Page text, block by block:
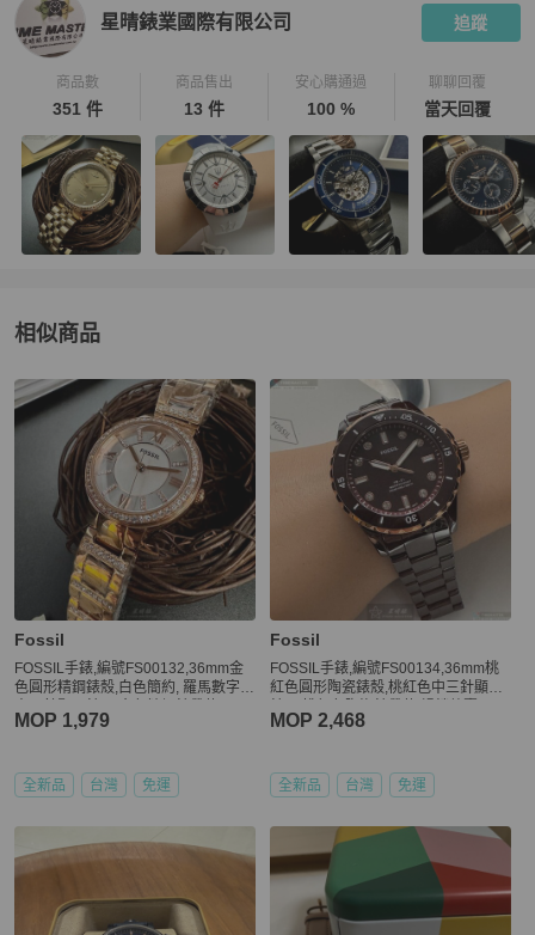
星晴錶業國際有限公司 追蹤
商品數
351 件
商品售出
13 件
安心購通過
100 %
聊聊回覆
當天回覆
相似商品
更多相似Fossil女錶推薦精品
Fossil
FOSSIL手錶,編號FS00132,36mm金
色圓形精鋼錶殼,白色簡約, 羅馬數字,
MOP 1,979
全新品 台灣 免運
Fossil
FOSSIL手錶,編號FS00134,36mm桃
紅色圓形陶瓷錶殼,桃紅色中三針顯示
MOP 2,468
全新品 台灣 免運